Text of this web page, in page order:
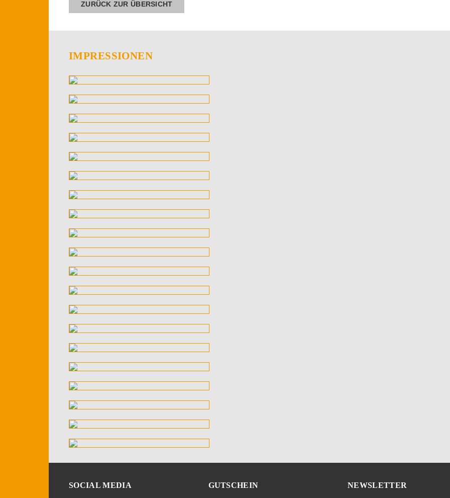
ZURÜCK ZUR ÜBERSICHT
IMPRESSIONEN
SOCIAL MEDIA
GUTSCHEIN
NEWSLETTER